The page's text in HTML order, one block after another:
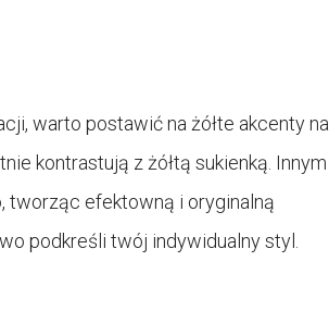
warto postawić na żółte akcenty na
kontrastują z żółtą sukienką. Innym
tworząc efektowną i oryginalną
podkreśli twój indywidualny styl.